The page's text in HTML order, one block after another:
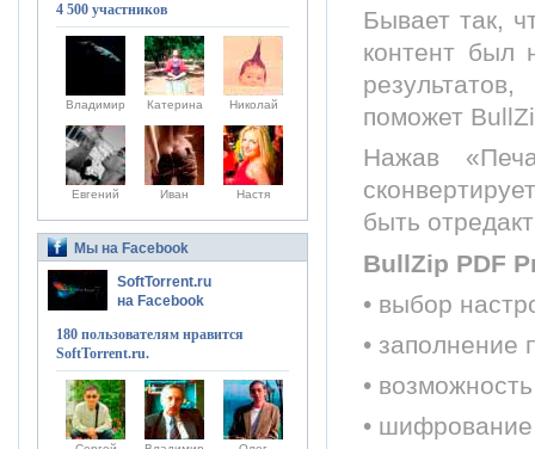
Бывает так,
контент был
поможет
Нажав
быть
BullZip PDF
• выбор
• заполнение
•
•
4 500 участников
Владимир Катерина Николай
Евгений Иван Настя
Мы на Facebook
SoftTorrent.ru
на Facebook
180 пользователям нравится
SoftTorrent.ru.